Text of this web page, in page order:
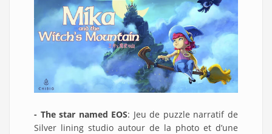
- The star named EOS: Jeu de puzzle narratif de
Silver lining studio autour de la photo et d’une